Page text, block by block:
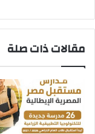
مقالات ذات صلة